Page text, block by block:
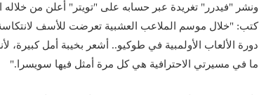
ونشر "فيدرر" تغريدة عبر حسابه على "تويتر" أعلن من خلاله
كتب: "خلال موسم الملاعب العشبية تعرضت للأسف
دورة الألعاب الأولمبية في طوكيو.. أشعر بخيبة أمل كبيرة،
ما في مسيرتي الاحترافية هي كل مرة أمثل فيها سويسرا."